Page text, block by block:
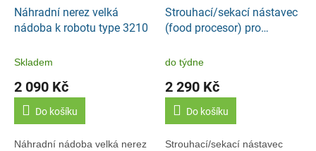
Náhradní nerez velká
nádoba k robotu type 3210
Skladem
2 090 Kč
Do košíku
Náhradní nádoba velká nerez
Strouhací/sekací nástavec
(food procesor) pro
do týdne
2 290 Kč
Do košíku
Strouhací/sekací nástavec